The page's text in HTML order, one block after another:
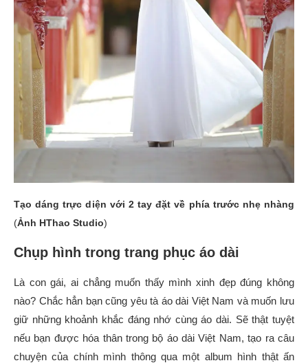
Tạo dáng trực diện với 2 tay đặt về phía trước nhẹ nhàng
(Ảnh HThao Studio)
Chụp hình trong trang phục áo dài
Là con gái, ai chẳng muốn thấy mình xinh đẹp đúng không
nào? Chắc hẳn bạn cũng yêu tà áo dài Việt Nam và muốn lưu
giữ những khoảnh khắc đáng nhớ cùng áo dài. Sẽ thật tuyệt
nếu bạn được hóa thân trong bộ áo dài Việt Nam, tạo ra câu
chuyện của chính mình thông qua một album hình thật ấn